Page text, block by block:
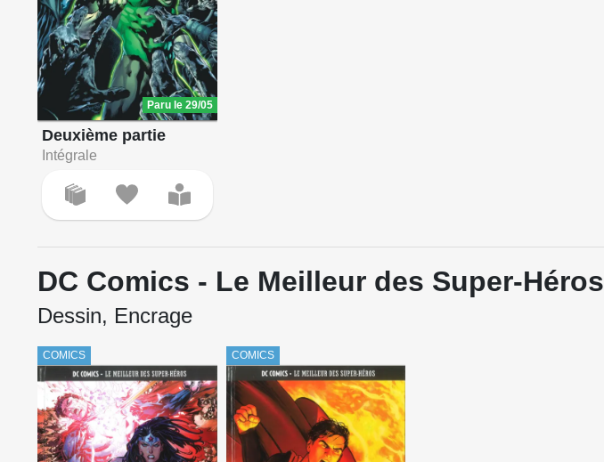
Paru le 29/05
Deuxième partie
Intégrale
DC Comics - Le Meilleur des Super-Héros
Dessin, Encrage
COMICS COMICS